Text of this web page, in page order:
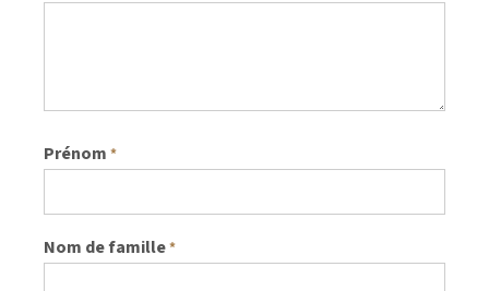
Prénom *
Nom de famille*